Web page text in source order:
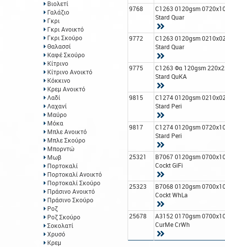
Βιολετί
Γαλάζιο
Γκρι
Γκρι Ανοικτό
Γκρι Σκούρο
Θαλασσί
Καφέ Σκούρο
Κίτρινο
Κίτρινο Ανοικτό
Κόκκινο
Κρεμ Ανοικτό
Λαδί
Λαχανί
Μαύρο
Μόκα
Μπλε Ανοικτό
Μπλε Σκούρο
Μπορντώ
Μωβ
Πορτοκαλί
Πορτοκαλί Ανοικτό
Πορτοκαλί Σκούρο
Πράσινο Ανοικτό
Πράσινο Σκούρο
Ροζ
Ροζ Σκούρο
Σοκολατί
Χρυσό
Κρεμ
9768
C1263 0120gsm
Stard Quar
9772
C1263 0120gsm
Stard Quar
9775
C1263 Φα 120gsm
Stard QuΚΑ
9815
C1274 0120gsm
Stard Peri
9817
C1274 0120gsm
Stard Peri
25321
B7067 0120gsm
Cockt GiFi
25323
B7068 0120gsm
Cockt WhLa
25678
A3152 0170gsm
CurMe CrWh